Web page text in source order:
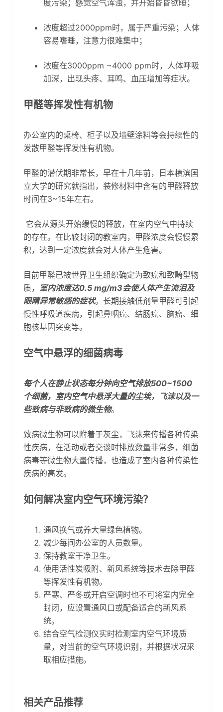
度污染；感觉空气浑浊，并开始昏昏欲睡；
浓度超过2000ppm时，属于严重污染；人体
容易嗜睡，注意力很难集中；
浓度在3000ppm ~4000 ppm时，人体呼吸
加深，出现头疼、耳鸣、血压增加等症状。
甲醛等挥发性有机物
办公室内的桌椅、柜子以及墙壁涂料等会持续性的
发散甲醛等挥发性有机物。
甲醛的潜伏期非常长，早在十几年前，日本横滨国
立大学的研究就指出，装修材料中含有的甲醛释放
时间在3~15年左右。
它会从源头开始缓慢的释放，在室内空气中持续
的存在。在比较封闭的教室内，甲醛浓度会慢慢累
积，达到一定浓度就会对人体产生危害。
目前甲醛已被世界卫生组织确定为致癌和致畸型物
质，
室内浓度达0.5 mg/m3会使人体产生流泪及
眼睛异常敏感的症状。长期接触低剂量甲醛可引起
慢性呼吸道疾病，引起鼻咽癌、结肠癌、脑瘤、细
胞核基因突变等。
空气中悬浮的细菌病毒
每个人在静止状态每分钟向空气排放500~1500
个细菌，室内空气中悬浮大量的尘埃，飞沫以及一
些致病与非致病的微生物。
致病微生物可以附着于灰尘，飞沫来传播各种传染
性疾病，在活动或者交谈时排放数量非常多，细菌
病毒等微生物大量传播，也造成了室内各种传染性
疾病的高发。
如何解决室内空气环境污染？
通风换气或养大量绿色植物。
减少每间办公室的人员数量。
保持教室干净卫生。
使用活性炭吸附、新风系统等技术去除甲醛
等挥发性有机物。
严寒、严冬或开启空调时也不可将室内完全
封闭，应设置通风口或配备适合的新风系
统。
结合空气检测仪实时检测室内空气环境质
量，对当前的空气环境识别，并根据状况采
取相应措施。
相关产品推荐